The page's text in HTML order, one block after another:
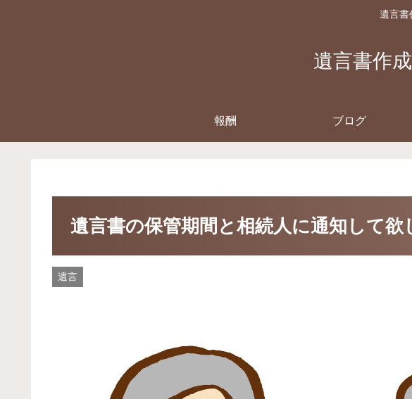
遺言書
遺言書作
報酬 ブログ
遺言書の保管期間と相続人に通知して欲
遺言